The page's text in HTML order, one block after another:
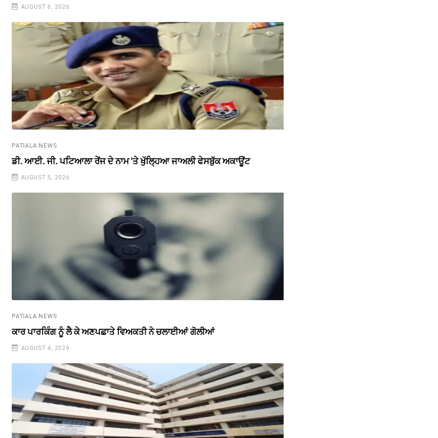
AUGUST 6, 2026
PATIALA NEWS
ਡੀ. ਆਈ. ਜੀ. ਪਟਿਆਲਾ ਰੇਂਜ ਦੇ ਨਾਮ 'ਤੇ ਖੁੱਲ੍ਹਿਆ ਜਾਅਲੀ ਫੇਸਬੁੱਕ ਅਕਾਊਂਟ
AUGUST 5, 2026
PATIALA NEWS
ਕਾਰ ਪਾਰਕਿੰਗ ਨੂੰ ਲੈ ਕੇ ਅਣਪਛਾਤੇ ਵਿਅਕਤੀ ਨੇ ਚਲਾਈਆਂ ਗੋਲੀਆਂ
AUGUST 4, 2026